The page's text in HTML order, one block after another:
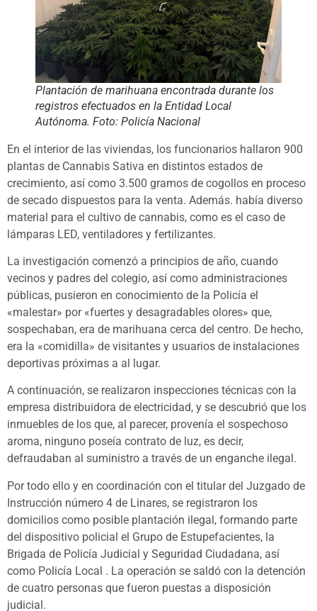
Plantación de marihuana encontrada durante los
registros efectuados en la Entidad Local
Autónoma. Foto: Policía Nacional
En el interior de las viviendas, los funcionarios hallaron 900
plantas de Cannabis Sativa en distintos estados de
crecimiento, así como 3.500 gramos de cogollos en proceso
de secado dispuestos para la venta. Además. había diverso
material para el cultivo de cannabis, como es el caso de
lámparas LED, ventiladores y fertilizantes.
La investigación comenzó a principios de año, cuando
vecinos y padres del colegio, así como administraciones
públicas, pusieron en conocimiento de la Policía el
«malestar» por «fuertes y desagradables olores» que,
sospechaban, era de marihuana cerca del centro. De hecho,
era la «comidilla» de visitantes y usuarios de instalaciones
deportivas próximas a al lugar.
A continuación, se realizaron inspecciones técnicas con la
empresa distribuidora de electricidad, y se descubrió que los
inmuebles de los que, al parecer, provenía el sospechoso
aroma, ninguno poseía contrato de luz, es decir,
defraudaban al suministro a través de un enganche ilegal.
Por todo ello y en coordinación con el titular del Juzgado de
Instrucción número 4 de Linares, se registraron los
domicilios como posible plantación ilegal, formando parte
del dispositivo policial el Grupo de Estupefacientes, la
Brigada de Policía Judicial y Seguridad Ciudadana, así
como Policía Local . La operación se saldó con la detención
de cuatro personas que fueron puestas a disposición
judicial.